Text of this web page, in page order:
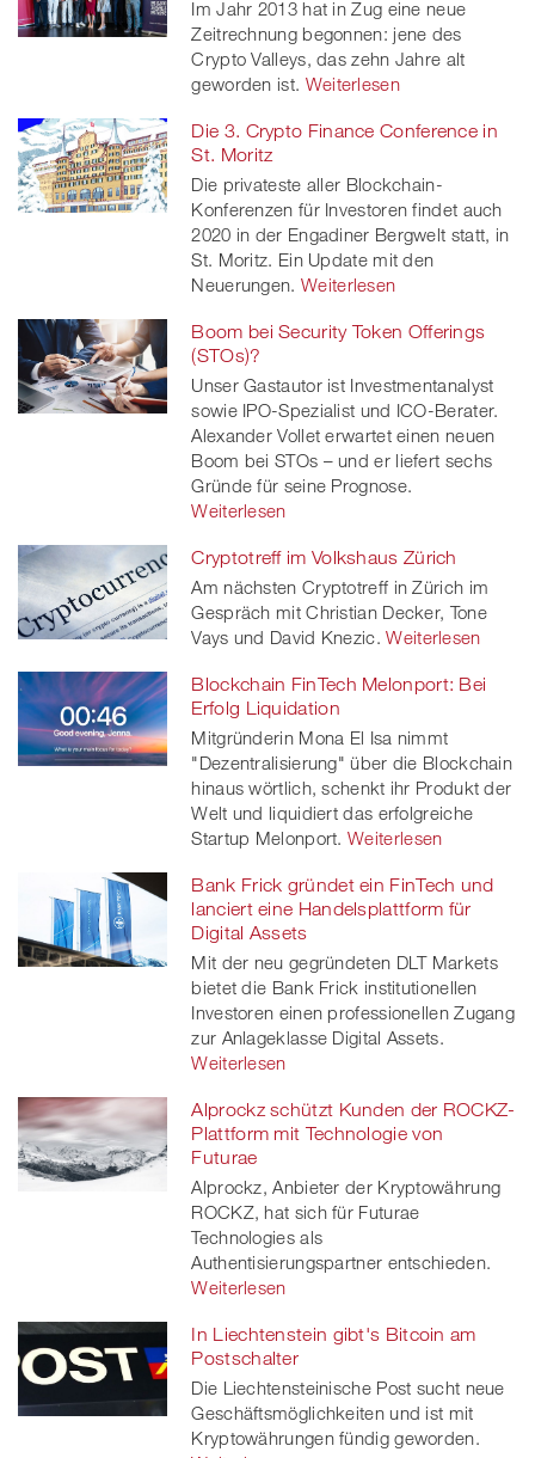
twitt
er
Im Jahr 2013 hat in Zug eine neue
Zeitrechnung begonnen: jene des
Crypto Valleys, das zehn Jahre alt
geworden ist. Weiterlesen
Die 3. Crypto Finance Conference in
St. Moritz
Die privateste aller Blockchain-
Konferenzen für Investoren findet auch
2020 in der Engadiner Bergwelt statt, in
St. Moritz. Ein Update mit den
Neuerungen. Weiterlesen
Boom bei Security Token Offerings
(STOs)?
Unser Gastautor ist Investmentanalyst
sowie IPO-Spezialist und ICO-Berater.
Alexander Vollet erwartet einen neuen
Boom bei STOs – und er liefert sechs
Gründe für seine Prognose.
Weiterlesen
Cryptotreff im Volkshaus Zürich
Am nächsten Cryptotreff in Zürich im
Gespräch mit Christian Decker, Tone
Vays und David Knezic. Weiterlesen
Blockchain FinTech Melonport: Bei
Erfolg Liquidation
Mitgründerin Mona El Isa nimmt
"Dezentralisierung" über die Blockchain
hinaus wörtlich, schenkt ihr Produkt der
Welt und liquidiert das erfolgreiche
Startup Melonport. Weiterlesen
Bank Frick gründet ein FinTech und
lanciert eine Handelsplattform für
Digital Assets
Mit der neu gegründeten DLT Markets
bietet die Bank Frick institutionellen
Investoren einen professionellen Zugang
zur Anlageklasse Digital Assets.
Weiterlesen
Alprockz schützt Kunden der ROCKZ-
Plattform mit Technologie von
Futurae
Alprockz, Anbieter der Kryptowährung
ROCKZ, hat sich für Futurae
Technologies als
Authentisierungspartner entschieden.
Weiterlesen
In Liechtenstein gibt's Bitcoin am
Postschalter
Die Liechtensteinische Post sucht neue
Geschäftsmöglichkeiten und ist mit
Kryptowährungen fündig geworden.